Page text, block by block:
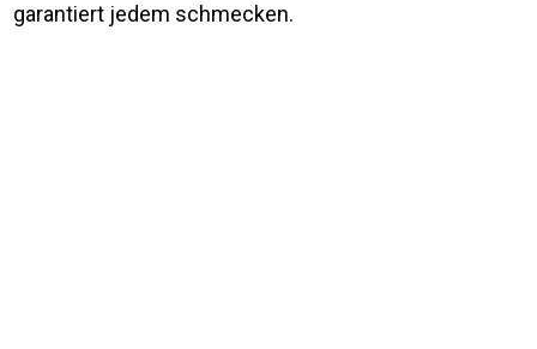
garantiert jedem schmecken.